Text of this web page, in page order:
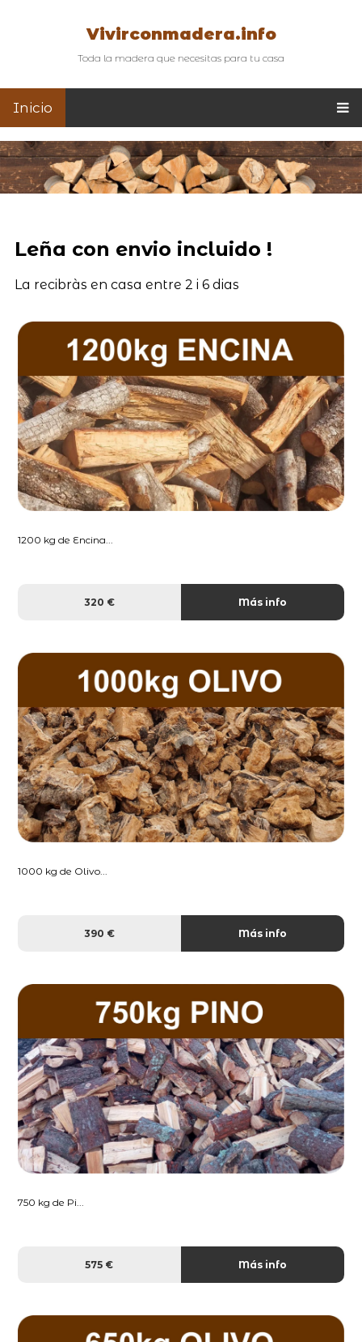
Vivirconmadera.info
Toda la madera que necesitas para tu casa
Inicio
Leña con envio incluido !
La recibràs en casa entre 2 i 6 dias
1200 kg de Encina...
320 € Más info
1000 kg de Olivo...
390 € Más info
750 kg de Pi...
575 € Más info